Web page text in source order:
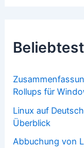
Rollups für
Linux auf
Überblick
Abbuchung von